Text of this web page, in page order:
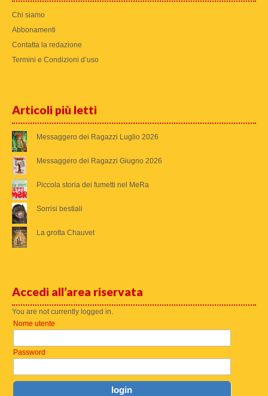
Chi siamo
Abbonamenti
Contatta la redazione
Termini e Condizioni d’uso
Articoli più letti
Messaggero dei Ragazzi Luglio 2026
Messaggero dei Ragazzi Giugno 2026
Piccola storia dei fumetti nel MeRa
Sorrisi bestiali
La grotta Chauvet
Accedi all’area riservata
You are not currently logged in.
Nome utente
Password